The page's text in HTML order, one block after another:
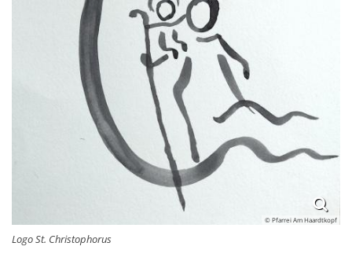
© Pfarrei Am Haardtkopf
Logo St. Christophorus